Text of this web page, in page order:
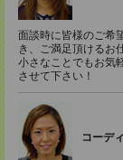
面談時に皆様のご希
き、ご満足頂けるお
小さなことでもお気
させて下さい！
コーデ